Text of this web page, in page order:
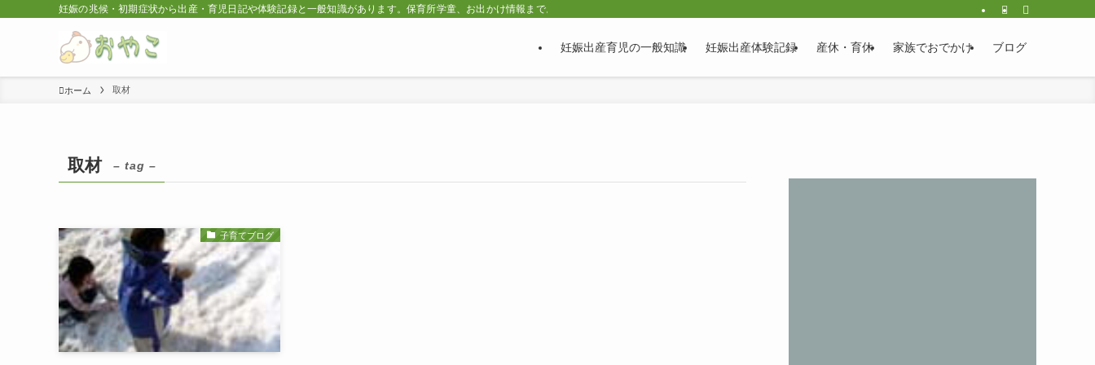
妊娠の兆候・初期症状から出産・育児日記や体験記録と一般知識があります。保育所学童、お出かけ情報まで。
妊娠出産育児の一般知識 妊娠出産体験記録 産休・育休 家族でおでかけ ブログ
ホーム 取材
取材 – tag –
子育てブログ